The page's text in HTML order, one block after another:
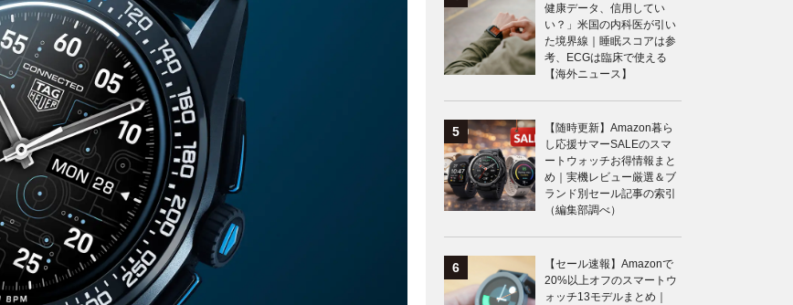
健康データ、信用してい
い？」米国の内科医が引い
た境界線｜睡眠スコアは参
考、ECGは臨床で使える
【海外ニュース】
【随時更新】Amazon暮ら
し応援サマーSALEのスマ
ートウォッチお得情報まと
め｜実機レビュー厳選＆ブ
ランド別セール記事の索引
（編集部調べ）
【セール速報】Amazonで
20%以上オフのスマートウ
ォッチ13モデルまとめ｜